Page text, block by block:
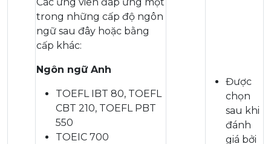
Được
chọn
sau khi
đánh
giá bởi
trong những cấp độ ngôn
ngữ sau đây hoặc bằng
cấp khác:
Ngôn ngữ Anh
TOEFL IBT 80, TOEFL
CBT 210, TOEFL PBT
550
TOEIC 700